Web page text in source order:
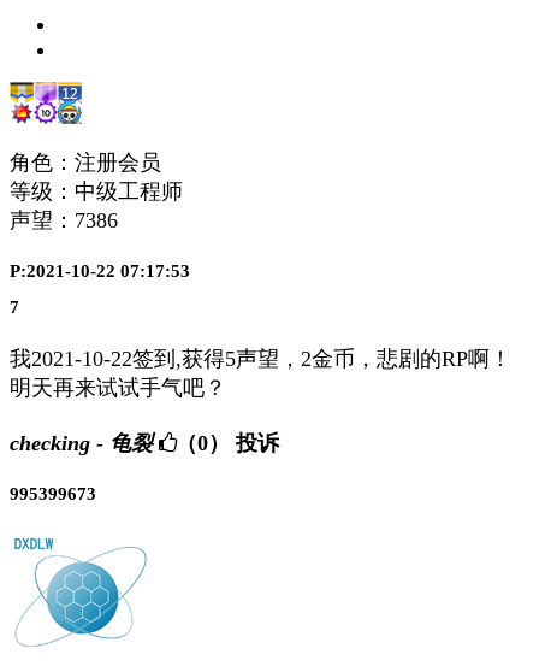
角色：注册会员
等级：中级工程师
声望： 7386
P:2021-10-22 07:17:53
7
我2021-10-22签到,获得5声望，2金币，悲剧的RP啊！
明天再来试试手气吧？
checking - 龟裂 （0） 投诉
995399673